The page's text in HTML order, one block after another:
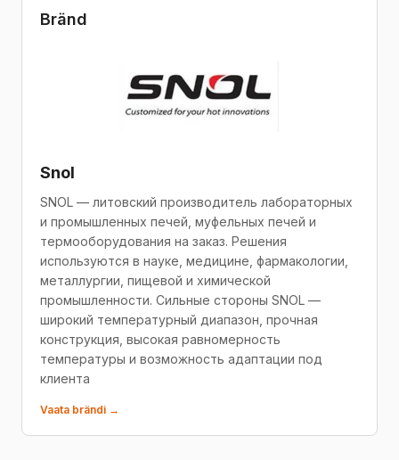
Bränd
Snol
SNOL — литовский производитель лабораторных
и промышленных печей, муфельных печей и
термооборудования на заказ. Решения
используются в науке, медицине, фармакологии,
металлургии, пищевой и химической
промышленности. Сильные стороны SNOL —
широкий температурный диапазон, прочная
конструкция, высокая равномерность
температуры и возможность адаптации под
клиента
Vaata brändi →